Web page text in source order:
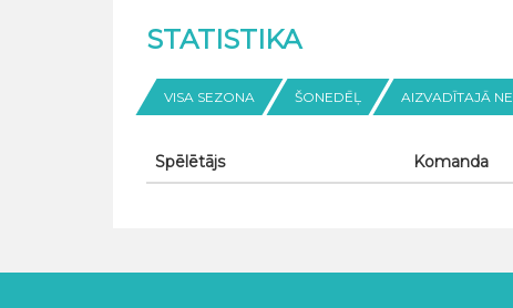
STATISTIKA
VISA SEZONA ŠONEDĒĻ AIZVADĪTAJĀ
Spēlētājs Komanda